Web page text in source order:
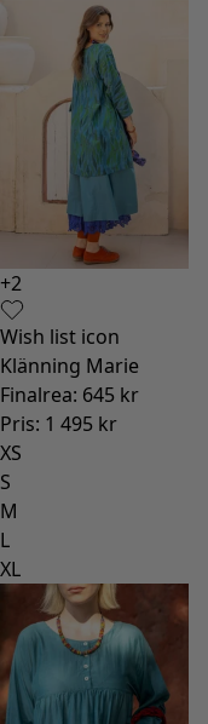
+2
Wish list icon
Klänning Marie
Finalrea: 645 kr
Pris: 1 495 kr
XS
S
M
L
XL